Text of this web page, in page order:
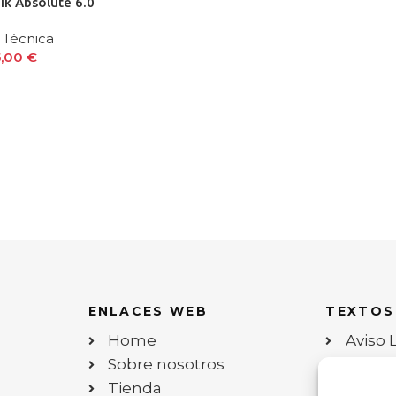
€
ENLACES WEB
Home
Sobre nosotros
Tienda
TEXTOS
Aviso